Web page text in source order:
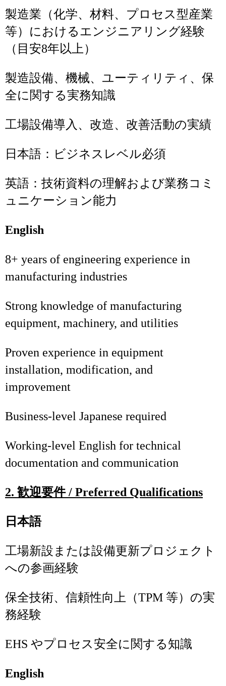
製造業（化学、材料、プロセス型産業
等）におけるエンジニアリング経験
（目安8年以上）
製造設備、機械、ユーティリティ、保
全に関する実務知識
工場設備導入、改造、改善活動の実績
日本語：ビジネスレベル必須
英語：技術資料の理解および業務コミ
ュニケーション能力
English
8+ years of engineering experience in
manufacturing industries
Strong knowledge of manufacturing
equipment, machinery, and utilities
Proven experience in equipment
installation, modification, and
improvement
Business‑level Japanese required
Working‑level English for technical
documentation and communication
2. 歓迎要件/ Preferred Qualifications
日本語
工場新設または設備更新プロジェクト
への参画経験
保全技術、信頼性向上（TPM 等）の実
務経験
EHS やプロセス安全に関する知識
English